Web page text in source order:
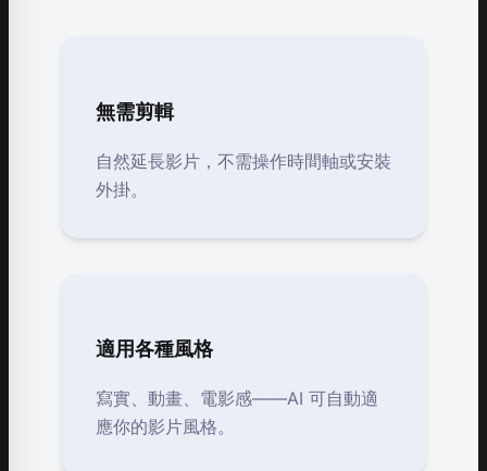
無需剪輯
自然延長影片，不需操作時間軸或安裝
外掛。
適用各種風格
寫實、動畫、電影感——AI 可自動適
應你的影片風格。